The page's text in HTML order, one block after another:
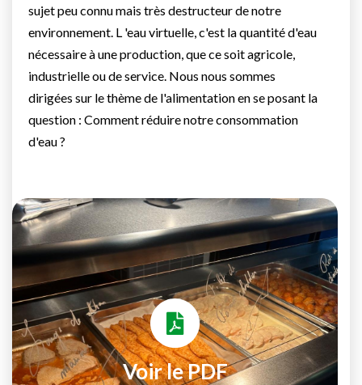
sujet peu connu mais très destructeur de notre
environnement. L 'eau virtuelle, c'est la quantité d'eau
nécessaire à une production, que ce soit agricole,
industrielle ou de service. Nous nous sommes
dirigées sur le thème de l'alimentation en se posant la
question : Comment réduire notre consommation
d'eau ?
Voir le PDF